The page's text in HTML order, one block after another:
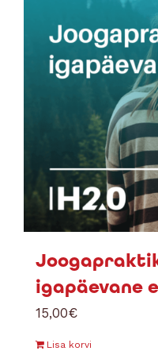
igapäevane
15,00€
Lisa korvi